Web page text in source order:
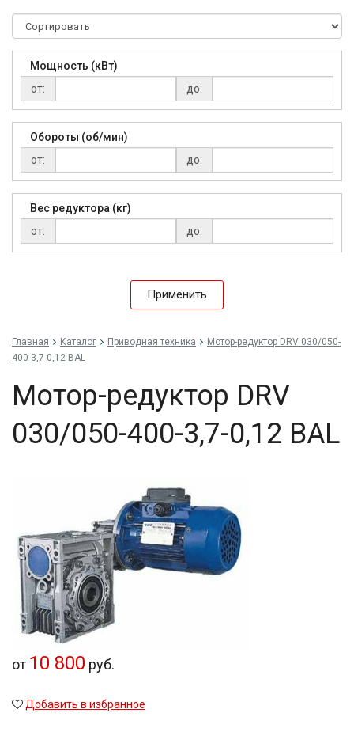
Мощность (кВт)
от:
до:
Обороты (об/мин)
от:
до:
Вес редуктора (кг)
от:
до:
Применить
Главная Каталог Приводная техника
Мо­тор-ре­дук­тор DRV 030/050-
400-3,7-0,12 BAL
Мо­тор-ре­дук­тор DRV
030/050-400-3,7-0,12 BAL
от 10 800 руб.
Добавить в избранное